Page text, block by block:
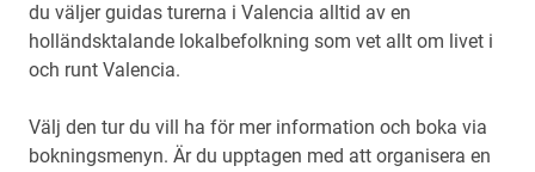
du väljer guidas turerna i Valencia alltid av en
holländsktalande lokalbefolkning som vet allt om livet i
och runt Valencia.
Välj den tur du vill ha för mer information och boka via
bokningsmenyn. Är du upptagen med att organisera en